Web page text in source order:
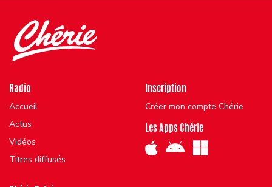
Radio
Accueil
Actus
Vidéos
Titres diffusés
Inscription
Créer mon compte Chérie
Les Apps Chérie